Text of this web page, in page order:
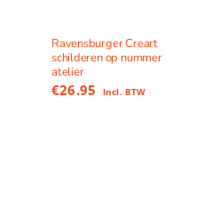
Ravensburger Creart
schilderen op nummer
atelier
€26.95 Incl. BTW